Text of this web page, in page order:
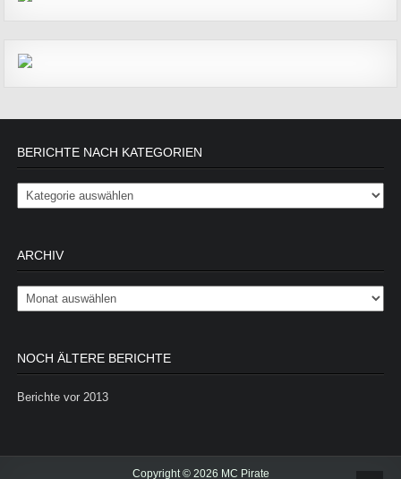
BERICHTE NACH KATEGORIEN
Berichte nach Kategorien
ARCHIV
Archiv
NOCH ÄLTERE BERICHTE
Berichte vor 2013
Copyright © 2026 MC Pirate